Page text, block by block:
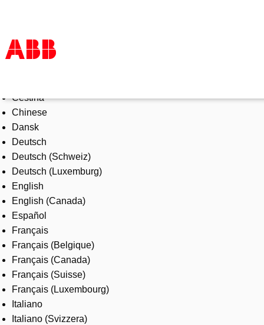
Products & Solutions
Industries
Services
About us
Where to buy
Contact us
Careers
Čeština
Chinese
Dansk
Deutsch
Deutsch (Schweiz)
Deutsch (Luxemburg)
English
English (Canada)
Español
Français
Français (Belgique)
Français (Canada)
Français (Suisse)
Français (Luxembourg)
Italiano
Italiano (Svizzera)